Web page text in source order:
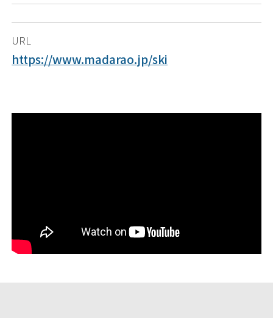
URL
https://www.madarao.jp/ski